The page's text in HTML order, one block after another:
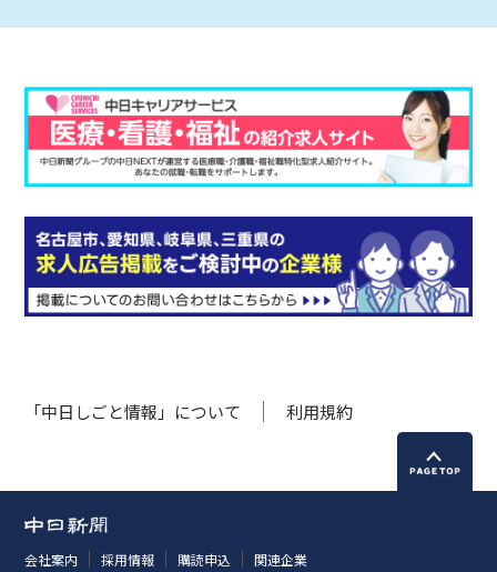
「中日しごと情報」について 利用規約
会社案内 採用情報 購読申込 関連企業